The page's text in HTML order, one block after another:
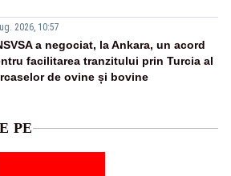
2026, 10:57
a negociat, la Ankara, un acord
facilitarea tranzitului prin Turcia al
de ovine și bovine
PE